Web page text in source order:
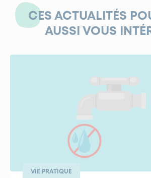
CES ACTUALITÉS
AUSSI VOUS
VIE PRATIQUE